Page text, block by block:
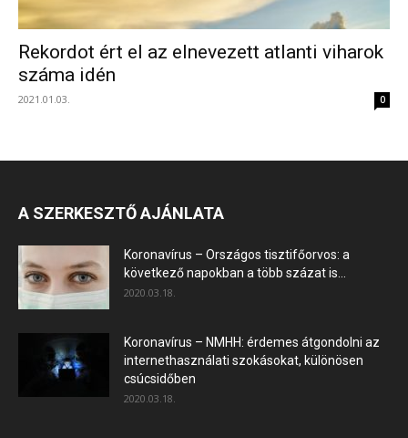
Rekordot ért el az elnevezett atlanti viharok
száma idén
2021.01.03. 0
A SZERKESZTŐ AJÁNLATA
Koronavírus – Országos tisztifőorvos: a
következő napokban a több százat is...
2020.03.18.
Koronavírus – NMHH: érdemes átgondolni az
internethasználati szokásokat, különösen
csúcsidőben
2020.03.18.